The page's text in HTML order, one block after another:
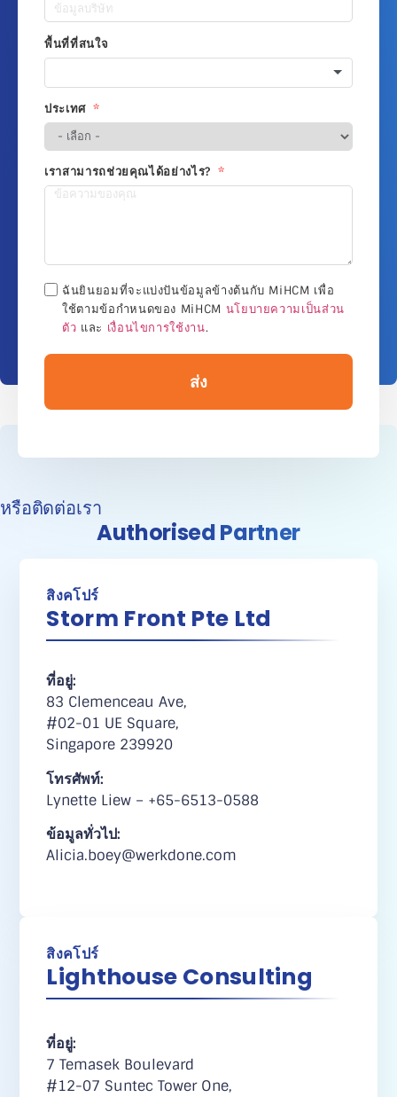
พื้นที่ที่สนใจ
ประเทศ
เราสามารถช่วยคุณได้อย่างไร?
ฉันยินยอมที่จะแบ่งปันข้อมูลข้างต้นกับ MiHCM เพื่อ
ใช้ตามข้อกำหนดของ MiHCM นโยบายความเป็นส่วน
ตัว และ เงื่อนไขการใช้งาน.
ส่ง
หรือติดต่อเรา
Authorised Partner
สิงคโปร์
Storm Front Pte Ltd
ที่อยู่:
83 Clemenceau Ave,
#02-01 UE Square,
Singapore 239920
โทรศัพท์:
Lynette Liew – +65-6513-0588
ข้อมูลทั่วไป:
Alicia.boey@werkdone.com
สิงคโปร์
Lighthouse Consulting
ที่อยู่:
7 Temasek Boulevard
#12-07 Suntec Tower One,